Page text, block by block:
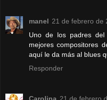
manel 21 de febrero de
Uno de los padres
mejores compositores
aquí le da más al blues
Responder